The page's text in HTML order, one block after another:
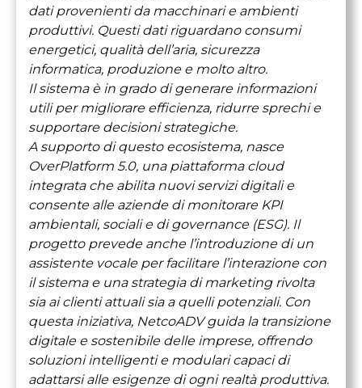
dati provenienti da macchinari e ambienti
produttivi. Questi dati riguardano consumi
energetici, qualità dell’aria, sicurezza
informatica, produzione e molto altro.
Il sistema è in grado di generare informazioni
utili per migliorare efficienza, ridurre sprechi e
supportare decisioni strategiche.
A supporto di questo ecosistema, nasce
OverPlatform 5.0, una piattaforma cloud
integrata che abilita nuovi servizi digitali e
consente alle aziende di monitorare KPI
ambientali, sociali e di governance (ESG). Il
progetto prevede anche l’introduzione di un
assistente vocale per facilitare l’interazione con
il sistema e una strategia di marketing rivolta
sia ai clienti attuali sia a quelli potenziali. Con
questa iniziativa, NetcoADV guida la transizione
digitale e sostenibile delle imprese, offrendo
soluzioni intelligenti e modulari capaci di
adattarsi alle esigenze di ogni realtà produttiva.